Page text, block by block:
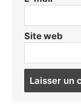
Site web